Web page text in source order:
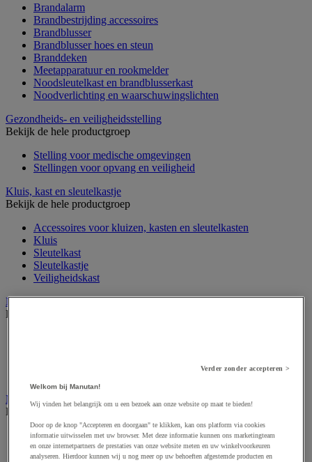
Brandalarm
Brandbestrijding accessoires
Brandblusser
Brandblusser hoes en steun
Branddeken
Meetapparatuur en rookmelder
Noodsleutelkast en brandblusserkast
Noodverlichting en waarschuwingslichten
Gezondheids- en veiligheidsstelling
Bekijk de hele productgroep
Stelling voor medische omgevingen
Stellingen voor opvang en veiligheid
Kluis, kast en sleutelkastje
Bekijk de hele productgroep
Accessoires voor kluizen, kasten en sleutelkasten
Kluis
Sleutelkast
Sleutelkastje
Veiligheidskast
Medische apparatuur en meubilair
Bekijk de hele productgroep
Medische hulpmiddelen en oefentherapie
Bekijk de hele productgroep
Elektrostimulatie en echografie
Revalidatie
Verder zonder accepteren >
Welkom bij Manutan!
Wij vinden het belangrijk om u een bezoek aan onze website op maat te bieden!
Door op de knop "Accepteren en doorgaan" te klikken, kan ons platform via cookies
informatie uitwisselen met uw browser. Met deze informatie kunnen ons marketingteam
en onze internetpartners de prestaties van onze website meten en uw winkelvoorkeuren
analyseren. Hierdoor kunnen wij u nog meer op uw behoeften afgestemde producten en